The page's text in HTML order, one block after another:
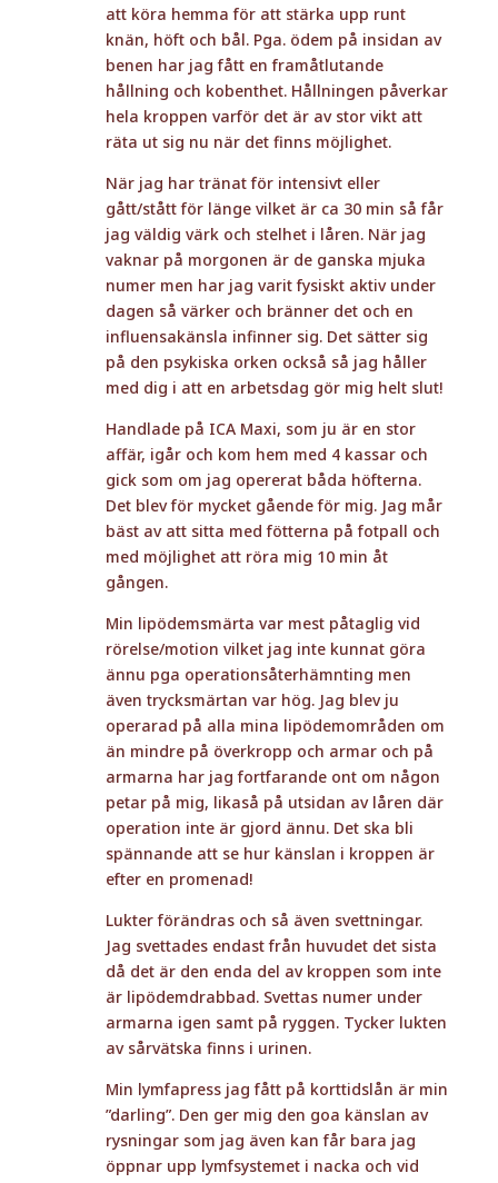
att köra hemma för att stärka upp runt
knän, höft och bål. Pga. ödem på insidan av
benen har jag fått en framåtlutande
hållning och kobenthet. Hållningen påverkar
hela kroppen varför det är av stor vikt att
räta ut sig nu när det finns möjlighet.
När jag har tränat för intensivt eller
gått/stått för länge vilket är ca 30 min så får
jag väldig värk och stelhet i låren. När jag
vaknar på morgonen är de ganska mjuka
numer men har jag varit fysiskt aktiv under
dagen så värker och bränner det och en
influensakänsla infinner sig. Det sätter sig
på den psykiska orken också så jag håller
med dig i att en arbetsdag gör mig helt slut!
Handlade på ICA Maxi, som ju är en stor
affär, igår och kom hem med 4 kassar och
gick som om jag opererat båda höfterna.
Det blev för mycket gående för mig. Jag mår
bäst av att sitta med fötterna på fotpall och
med möjlighet att röra mig 10 min åt
gången.
Min lipödemsmärta var mest påtaglig vid
rörelse/motion vilket jag inte kunnat göra
ännu pga operationsåterhämnting men
även trycksmärtan var hög. Jag blev ju
operarad på alla mina lipödemområden om
än mindre på överkropp och armar och på
armarna har jag fortfarande ont om någon
petar på mig, likaså på utsidan av låren där
operation inte är gjord ännu. Det ska bli
spännande att se hur känslan i kroppen är
efter en promenad!
Lukter förändras och så även svettningar.
Jag svettades endast från huvudet det sista
då det är den enda del av kroppen som inte
är lipödemdrabbad. Svettas numer under
armarna igen samt på ryggen. Tycker lukten
av sårvätska finns i urinen.
Min lymfapress jag fått på korttidslån är min
”darling”. Den ger mig den goa känslan av
rysningar som jag även kan får bara jag
öppnar upp lymfsystemet i nacka och vid